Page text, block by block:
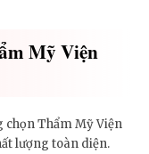
Mỹ Viện
chọn Thẩm Mỹ Viện
lượng toàn diện.